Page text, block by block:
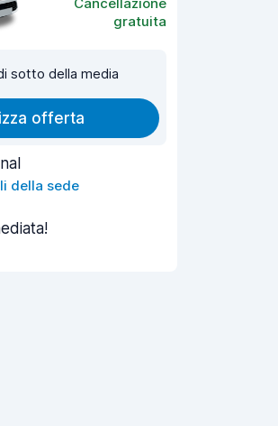
gratuita
sotto della media
offerta
della sede